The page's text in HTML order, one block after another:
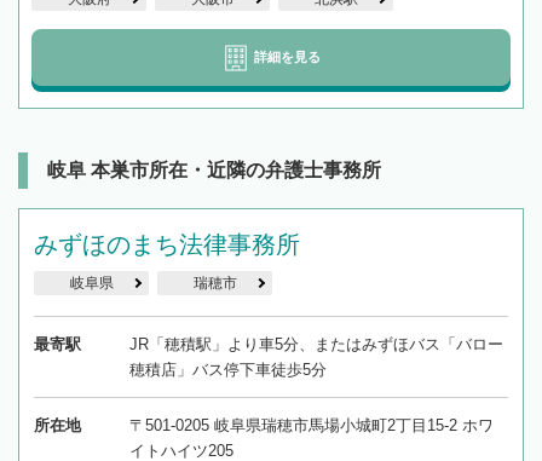
詳細を見る
岐阜 本巣市所在・近隣の弁護士事務所
みずほのまち法律事務所
岐阜県 瑞穂市
最寄駅
JR「穂積駅」より車5分、またはみずほバス「バロー
穂積店」バス停下車徒歩5分
所在地
〒501-0205 岐阜県瑞穂市馬場小城町2丁目15-2 ホワ
イトハイツ205